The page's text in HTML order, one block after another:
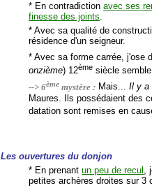
* En contradictionavec ses
finesse des joints.
* Avec sa qualité de
résidence d'un seigneur.
* Avec sa forme carrée, j'ose
onzième) 12ème siècle
--> 6ème mystère : Mais...Il y a
Maures. Ils possédaient des
datation sont remises en
Les ouvertures du donjon
* En prenantun peu de recul
petites archères droites sur 3